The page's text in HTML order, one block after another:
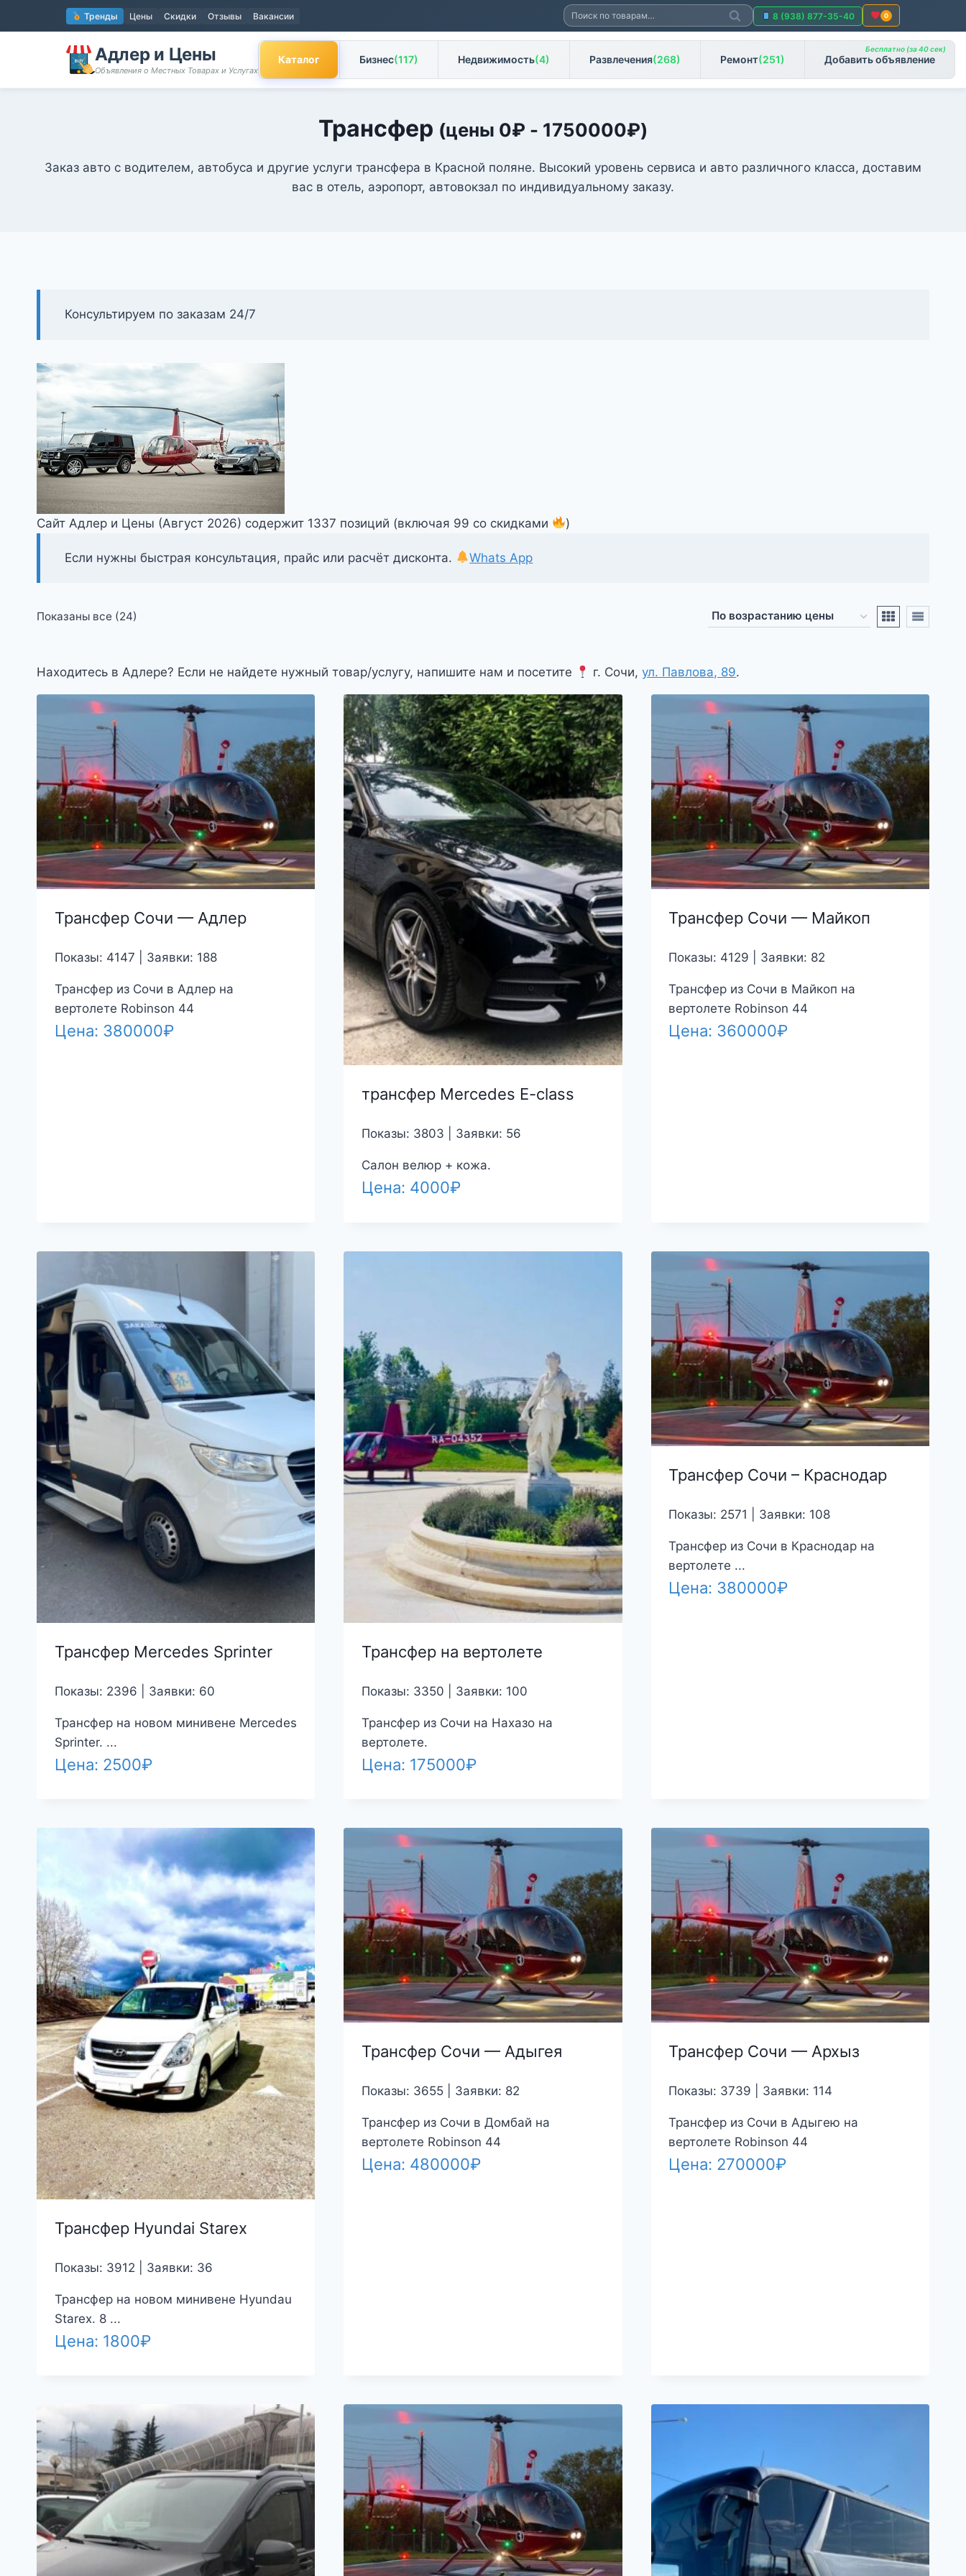
к
содержимому
Тренды Цены Скидки Отзывы Вакансии Искать:
Поиск
8 (938) 877-35-40 0
Адлер и Цены
Объявления о Местных Товарах и Услугах
Каталог Бизнес(117) Недвижимость(4) Развлечения(268) Ремонт(251) Добавить объявление
Бесплатно (за 40 сек)
Трансфер (цены 0₽ - 1750000₽)
Заказ авто с водителем, автобуса и другие услуги трансфера в Красной поляне. Высокий уровень сервиса и авто различного класса, доставим
вас в отель, аэропорт, автовокзал по индивидуальному заказу.
Консультируем по заказам 24/7
Сайт Адлер и Цены (Август 2026) содержит 1337 позиций (включая 99 со скидками )
Если нужны быстрая консультация, прайс или расчёт дисконта. Whats App
Показаны все (24)
Находитесь в Адлере? Если не найдете нужный товар/услугу, напишите нам и посетите г. Сочи,ул. Павлова, 89.
Трансфер Сочи — Адлер
Показы: 4147 | Заявки: 188
Трансфер из Сочи в Адлер на
вертолете Robinson 44
Цена: 380000₽
трансфер Mercedes E-class
Показы: 3803 | Заявки: 56
Салон велюр + кожа.
Цена: 4000₽
Трансфер Сочи — Майкоп
Показы: 4129 | Заявки: 82
Трансфер из Сочи в Майкоп на
вертолете Robinson 44
Цена: 360000₽
Трансфер Mercedes Sprinter
Показы: 2396 | Заявки: 60
Трансфер на новом минивене Mercedes
Sprinter. ...
Цена: 2500₽
Трансфер на вертолете
Показы: 3350 | Заявки: 100
Трансфер из Сочи на Нахазо на
вертолете.
Цена: 175000₽
Трансфер Сочи – Краснодар
Показы: 2571 | Заявки: 108
Трансфер из Сочи в Краснодар на
вертолете ...
Цена: 380000₽
Трансфер Hyundai Starex
Показы: 3912 | Заявки: 36
Трансфер на новом минивене Hyundau
Starex. 8 ...
Цена: 1800₽
Трансфер Сочи — Адыгея
Показы: 3655 | Заявки: 82
Трансфер из Сочи в Домбай на
вертолете Robinson 44
Цена: 480000₽
Трансфер Сочи — Архыз
Показы: 3739 | Заявки: 114
Трансфер из Сочи в Адыгею на
вертолете Robinson 44
Цена: 270000₽